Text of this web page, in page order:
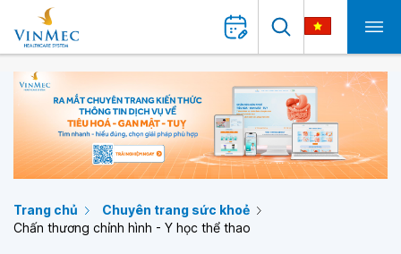
Trang chủ
Chuyên trang sức khoẻ
Chấn thương chỉnh hình - Y học thể thao